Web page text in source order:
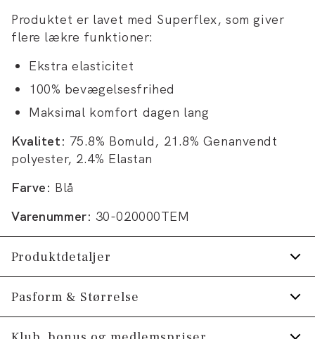
Produktet er lavet med Superflex, som giver
flere lækre funktioner:
Ekstra elasticitet
100% bevægelsesfrihed
Maksimal komfort dagen lang
Kvalitet: 75.8% Bomuld, 21.8% Genanvendt
polyester, 2.4% Elastan
Farve: Blå
Varenummer: 30-020000TEM
Produktdetaljer
Bukserne har let slid på forsiden.
Fremstillet med genanvendt polyester.
Pasform & Størrelse